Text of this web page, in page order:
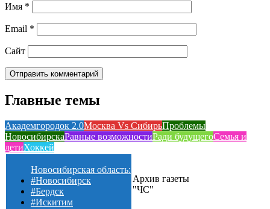
Имя *
Email *
Сайт
Главные темы
Академгородок 2.0Москва Vs СибирьПроблемы
НовосибирскаРавные возможностиРади будущегоСемья и
детиХоккей
Новосибирская область:
#Новосибирск
#Бердск
#Искитим
Архив газеты
"ЧС"